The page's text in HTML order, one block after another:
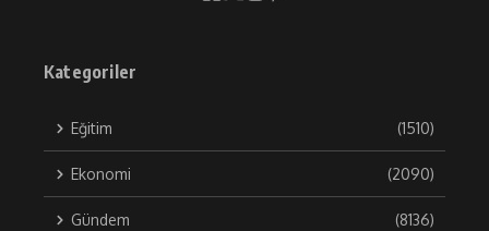
Kategoriler
Eğitim (1510)
Ekonomi (2090)
Gündem (8136)